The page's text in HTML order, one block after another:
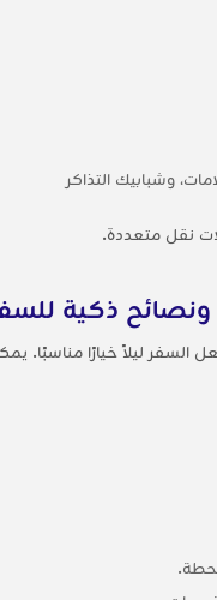
وشبابيك التذاكر
نقل متعددة.
ذكية
ليلاً خيارًا مناسبًا.